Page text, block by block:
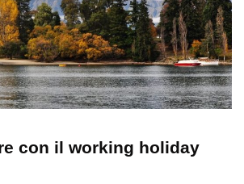
con il working holiday